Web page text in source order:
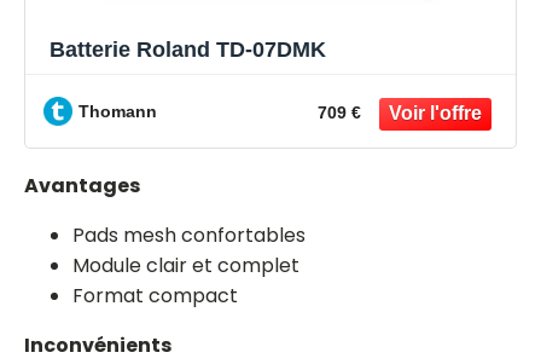
Batterie Roland TD-07DMK
Thomann 709 €
Avantages
Pads mesh confortables
Module clair et complet
Format compact
Inconvénients